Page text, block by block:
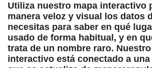
Utiliza nuestro mapa interactivo
manera veloz y visual los datos
necesitas para saber en qué
usado de forma habitual, y en
trata de un nombre raro.
interactivo está conectado a